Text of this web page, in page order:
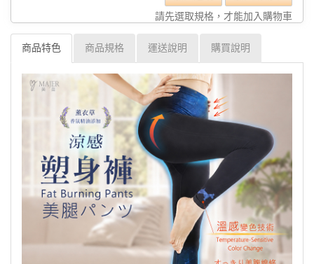
請先選取規格，才能加入購物車
商品特色 商品規格 運送說明 購買說明